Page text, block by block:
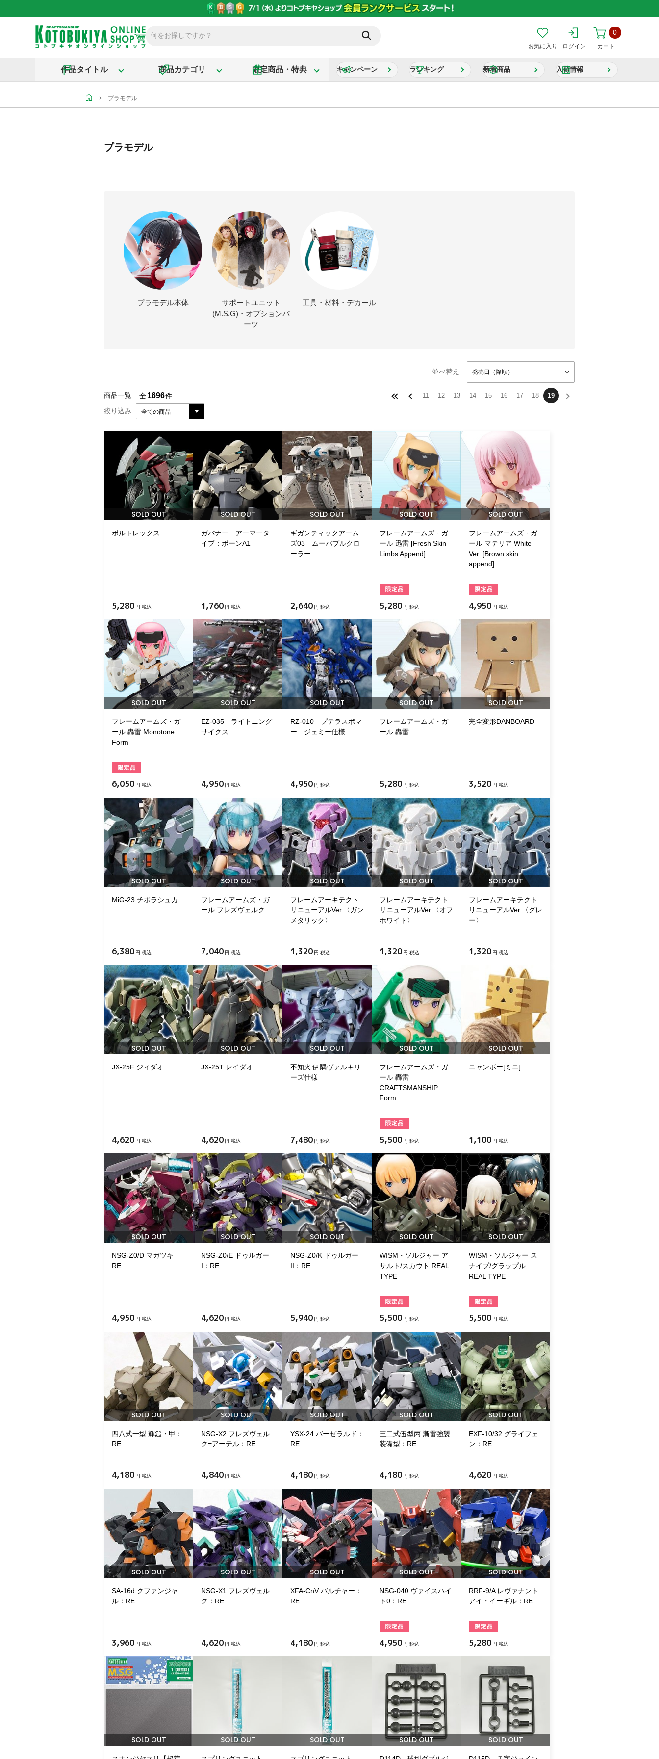
お気に入り ログイン カート
0
作品タイトル 商品カテゴリ 限定商品・特典 キャンペーン ランキング 新着商品 入荷情報
＞ プラモデル
プラモデル
プラモデル本体
サポートユニット
(M.S.G)・オプションパ
ーツ
工具・材料・デカール
並べ替え 発売日（降順）
商品一覧 全1696件 11 12 13 14 15 16 17 18 19
絞り込み 全ての商品
SOLD OUT
ボルトレックス
5,280 円 税込
SOLD OUT
ガバナー アーマータ
イプ：ポーンA1
1,760 円 税込
SOLD OUT
ギガンティックアーム
ズ03 ムーバブルクロ
ーラー
2,640 円 税込
SOLD OUT
フレームアームズ・ガ
ール 迅雷 [Fresh Skin
Limbs Append]
5,280 円 税込
SOLD OUT
フレームアームズ・ガ
ール マテリア White
Ver. [Brown skin
append]…
4,950 円 税込
SOLD OUT
フレームアームズ・ガ
ール 轟雷 Monotone
Form
6,050 円 税込
SOLD OUT
EZ-035 ライトニング
サイクス
4,950 円 税込
SOLD OUT
RZ-010 プテラスボマ
ー ジェミー仕様
4,950 円 税込
SOLD OUT
フレームアームズ・ガ
ール 轟雷
5,280 円 税込
SOLD OUT
完全変形DANBOARD
3,520 円 税込
SOLD OUT
MiG-23 チボラシュカ
6,380 円 税込
SOLD OUT
フレームアームズ・ガ
ール フレズヴェルク
7,040 円 税込
SOLD OUT
フレームアーキテクト
リニューアルVer.〈ガン
メタリック〉
1,320 円 税込
SOLD OUT
フレームアーキテクト
リニューアルVer.〈オフ
ホワイト〉
1,320 円 税込
SOLD OUT
フレームアーキテクト
リニューアルVer.〈グレ
ー〉
1,320 円 税込
SOLD OUT
JX-25F ジィダオ
4,620 円 税込
SOLD OUT
JX-25T レイダオ
4,620 円 税込
SOLD OUT
不知火 伊隅ヴァルキリ
ーズ仕様
7,480 円 税込
SOLD OUT
フレームアームズ・ガ
ール 轟雷
CRAFTSMANSHIP
Form
5,500 円 税込
SOLD OUT
ニャンボー[ミニ]
1,100 円 税込
SOLD OUT
NSG-Z0/D マガツキ：
RE
4,950 円 税込
SOLD OUT
NSG-Z0/E ドゥルガー
I：RE
4,620 円 税込
SOLD OUT
NSG-Z0/K ドゥルガー
II：RE
5,940 円 税込
SOLD OUT
WISM・ソルジャー ア
サルト/スカウト REAL
TYPE
5,500 円 税込
SOLD OUT
WISM・ソルジャー ス
ナイプ/グラップル
REAL TYPE
5,500 円 税込
SOLD OUT
四八式一型 輝鎚・甲：
RE
4,180 円 税込
SOLD OUT
NSG-X2 フレズヴェル
ク=アーテル：RE
4,840 円 税込
SOLD OUT
YSX-24 バーゼラルド：
RE
4,180 円 税込
SOLD OUT
三二式伍型丙 漸雷強襲
装備型：RE
4,180 円 税込
SOLD OUT
EXF-10/32 グライフェ
ン：RE
4,620 円 税込
SOLD OUT
SA-16d クファンジャ
ル：RE
3,960 円 税込
SOLD OUT
NSG-X1 フレズヴェル
ク：RE
4,620 円 税込
SOLD OUT
XFA-CnV バルチャー：
RE
4,180 円 税込
SOLD OUT
NSG-04θ ヴァイスハイ
トθ：RE
4,950 円 税込
SOLD OUT
RRF-9/A レヴァナント
アイ・イーギル：RE
5,280 円 税込
SOLD OUT SOLD OUT SOLD OUT SOLD OUT SOLD OUT